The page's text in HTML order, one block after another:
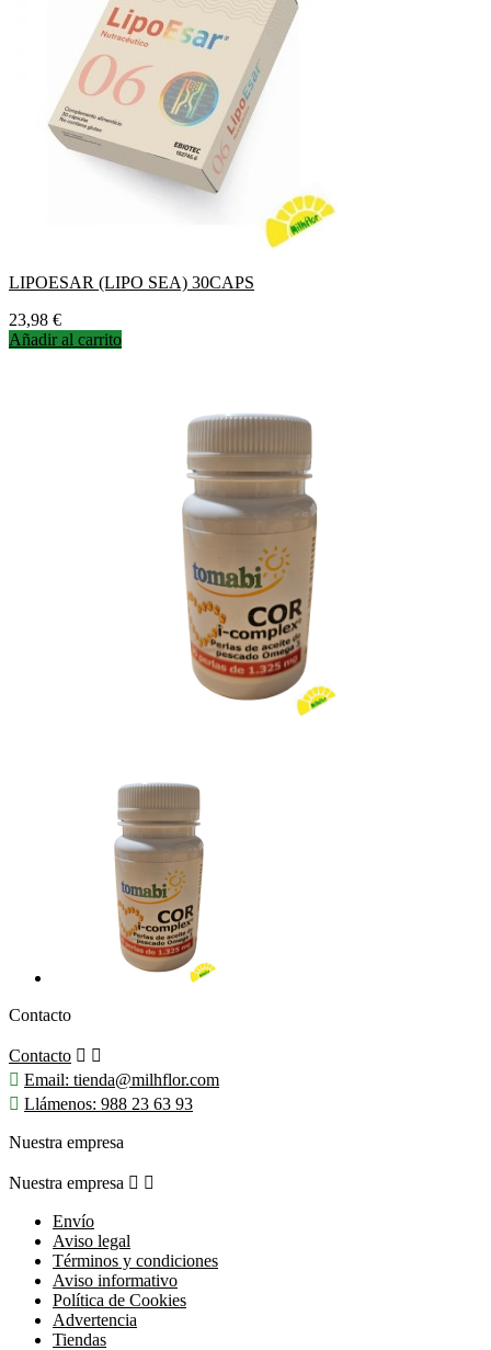
LIPOESAR (LIPO SEA) 30CAPS
Precio
23,98 €
Añadir al carrito
Contacto
Contacto  
 Email: tienda@milhflor.com
 Llámenos: 988 23 63 93
Nuestra empresa
Nuestra empresa  
Envío
Aviso legal
Términos y condiciones
Aviso informativo
Política de Cookies
Advertencia
Tiendas